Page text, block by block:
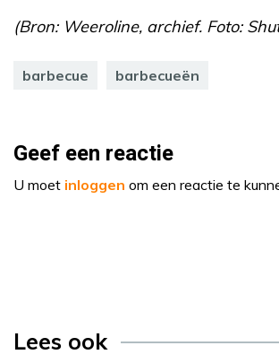
(Bron: Weeroline, archief. Foto:
barbecue barbecueën
Geef een reactie
U moet inloggen om een reactie te
Lees ook